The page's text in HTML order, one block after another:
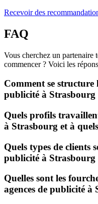
Recevoir des
FAQ
Vous cherchez un partenaire
commencer ? Voici les
Comment se structure
publicité à Strasbourg
Quels profils
à Strasbourg et à
Quels types de clients
publicité à Strasbourg
Quelles sont les
agences de publicité à